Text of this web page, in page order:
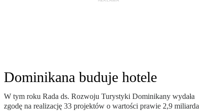
Dominikana buduje hotele
W tym roku Rada ds. Rozwoju Turystyki Dominikany wydała
zgodę na realizację 33 projektów o wartości prawie 2,9 miliarda